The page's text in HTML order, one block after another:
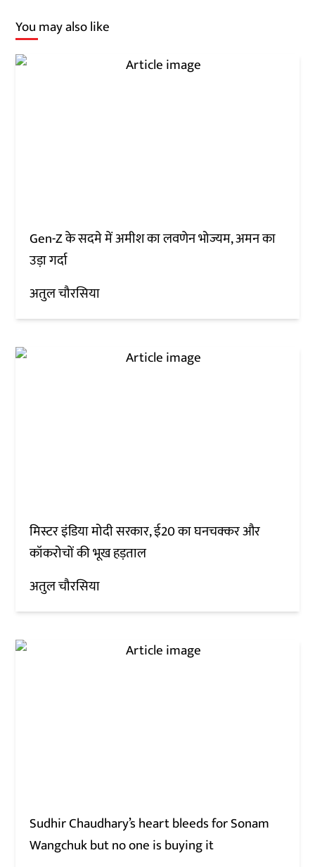
You may also like
Gen-Z के सदमे में अमीश का लवणेन भोज्यम, अमन का
उड़ा गर्दा
अतुल चौरसिया
मिस्टर इंडिया मोदी सरकार, ई20 का घनचक्कर और
कॉकरोचों की भूख हड़ताल
अतुल चौरसिया
Sudhir Chaudhary’s heart bleeds for Sonam
Wangchuk but no one is buying it